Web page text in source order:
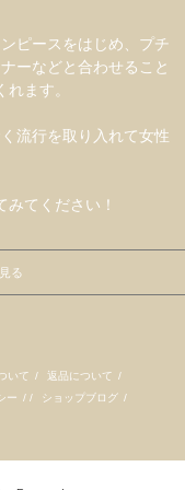
ピースをはじめ、プチ
ーなどと合わせること
ます。
流行を取り入れて女性
てください！
る
いて / 返品について /
ー / / ショップブログ /